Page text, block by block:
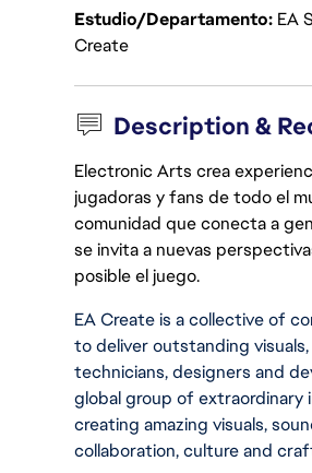
Estudio/Departamento EA
Create
Description &
Electronic Arts crea
jugadoras y fans de todo el
comunidad que conecta a
se invita a nuevas
posible el juego.
EA Create is a collective of
to deliver outstanding
technicians, designers and
global group of extraordinary
creating amazing visuals,
collaboration, culture and